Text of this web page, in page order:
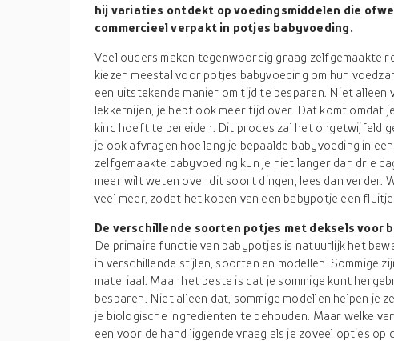
hij variaties ontdekt op voedingsmiddelen die
commercieel verpakt in potjes babyvoeding.
Veel ouders maken tegenwoordig graag zelfgemaakte
kiezen meestal voor potjes babyvoeding om hun
een uitstekende manier om tijd te besparen. Niet alleen
lekkernijen, je hebt ook meer tijd over. Dat komt omdat
kind hoeft te bereiden. Dit proces zal het ongetwijfeld
je ook afvragen hoe lang je bepaalde babyvoeding in
zelfgemaakte babyvoeding kun je niet langer dan drie
meer wilt weten over dit soort dingen, lees dan verder.
veel meer, zodat het kopen van een babypotje een
De verschillende soorten potjes met deksels voor
De primaire functie van babypotjes is natuurlijk het
in verschillende stijlen, soorten en modellen. Sommige
materiaal. Maar het beste is dat je sommige kunt
besparen. Niet alleen dat, sommige modellen helpen je
je biologische ingrediënten te behouden. Maar welke
een voor de hand liggende vraag als je zoveel opties